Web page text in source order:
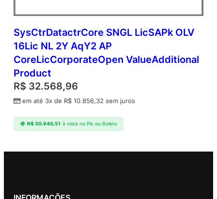
SysCtrDatactrCore SNGL LicSAPk OLV
16Lic NL 2Y AqY2 AP
CoreLicCorporateOpen ValueAdditional
Product
R$ 32.568,96
em até 3x de R$ 10.856,32 sem juros
R$30.940,51 à vista no Pix ou Boleto